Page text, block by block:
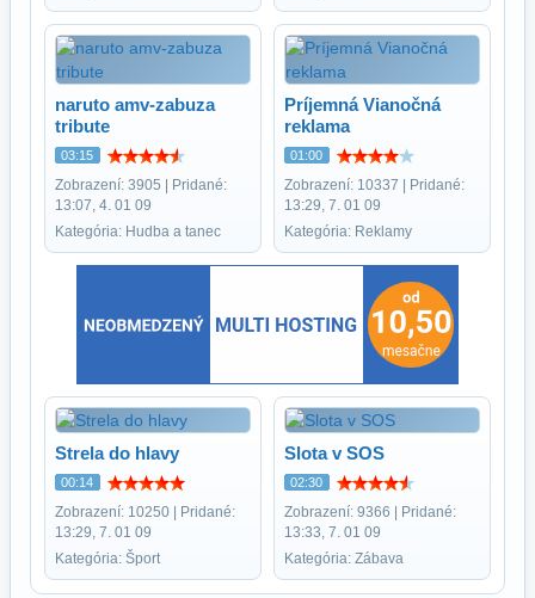
naruto amv-zabuza
tribute
03:15
Zobrazení: 3905 | Pridané:
13:07, 4. 01 09
Kategória: Hudba a tanec
Príjemná Vianočná
reklama
01:00
Zobrazení: 10337 | Pridané:
13:29, 7. 01 09
Kategória: Reklamy
Strela do hlavy
00:14
Zobrazení: 10250 | Pridané:
13:29, 7. 01 09
Kategória: Šport
Slota v SOS
02:30
Zobrazení: 9366 | Pridané:
13:33, 7. 01 09
Kategória: Zábava